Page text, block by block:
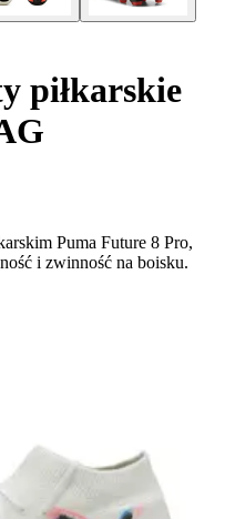
piłkarskie
Puma Future 8 Pro,
i zwinność na boisku.